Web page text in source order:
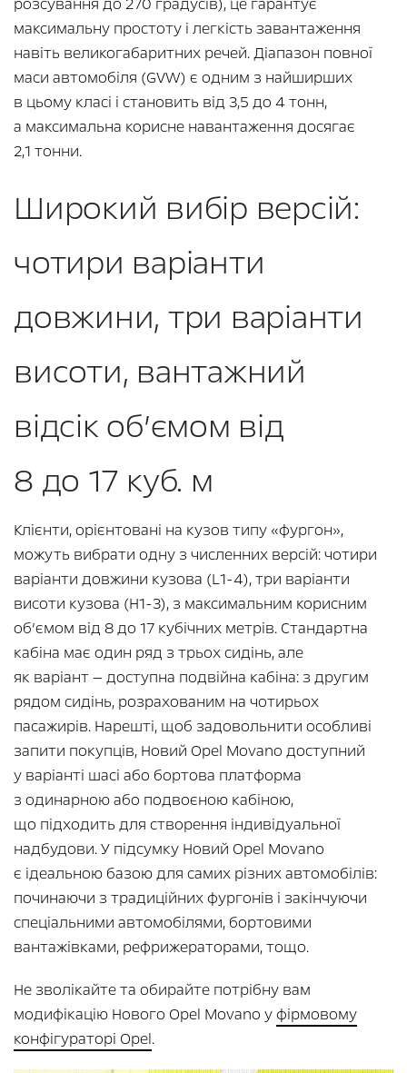
максимальну простоту і легкість завантаження
навіть великогабаритних речей. Діапазон повної
маси автомобіля (GVW) є одним з найширших
в цьому класі і становить від 3,5 до 4 тонн,
а максимальна корисне навантаження досягає
2,1 тонни.
Широкий вибір версій:
чотири варіанти
довжини, три варіанти
висоти, вантажний
відсік об’ємом від
8 до 17 куб. м
Клієнти, орієнтовані на кузов типу «фургон»,
можуть вибрати одну з численних версій: чотири
варіанти довжини кузова (L1-4), три варіанти
висоти кузова (H1-3), з максимальним корисним
об’ємом від 8 до 17 кубічних метрів. Стандартна
кабіна має один ряд з трьох сидінь, але
як варіант — доступна подвійна кабіна: з другим
рядом сидінь, розрахованим на чотирьох
пасажирів. Нарешті, щоб задовольнити особливі
запити покупців, Новий Opel Movano доступний
у варіанті шасі або бортова платформа
з одинарною або подвоєною кабіною,
що підходить для створення індивідуальної
надбудови. У підсумку Новий Opel Movano
є ідеальною базою для самих різних автомобілів:
починаючи з традиційних фургонів і закінчуючи
спеціальними автомобілями, бортовими
вантажівками, рефрижераторами, тощо.
Не зволікайте та обирайте потрібну вам
модифікацію Нового Opel Movano уфірмовому
конфігураторі Opel.